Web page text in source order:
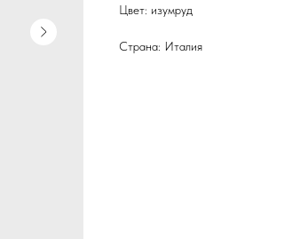
Цвет: изумруд
Страна: Италия